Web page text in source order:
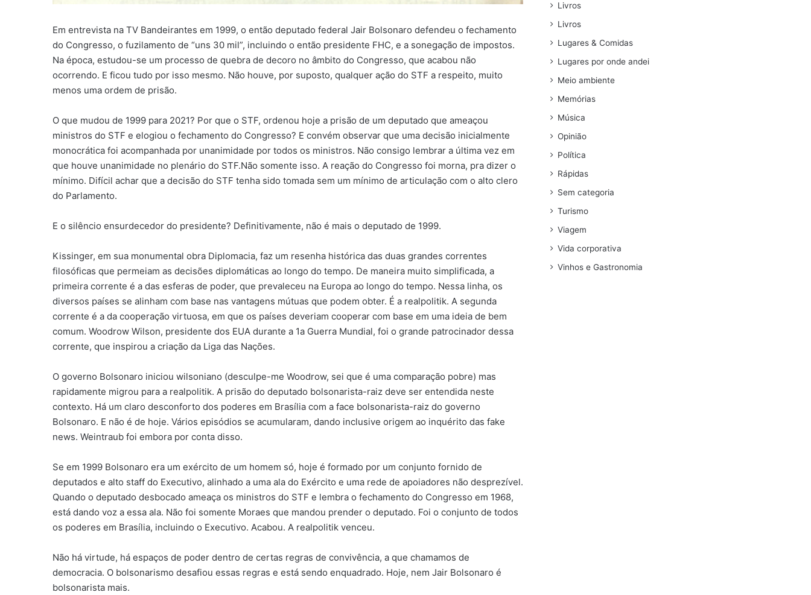
Em entrevista na TV Bandeirantes em 1999, o então deputado federal Jair Bolsonaro defendeu o fechamento
do Congresso, o fuzilamento de “uns 30 mil”, incluindo o então presidente FHC, e a sonegação de impostos.
Na época, estudou-se um processo de quebra de decoro no âmbito do Congresso, que acabou não
ocorrendo. E ficou tudo por isso mesmo. Não houve, por suposto, qualquer ação do STF a respeito, muito
menos uma ordem de prisão.
O que mudou de 1999 para 2021? Por que o STF, ordenou hoje a prisão de um deputado que ameaçou
ministros do STF e elogiou o fechamento do Congresso? E convém observar que uma decisão inicialmente
monocrática foi acompanhada por unanimidade por todos os ministros. Não consigo lembrar a última vez em
que houve unanimidade no plenário do STF.Não somente isso. A reação do Congresso foi morna, pra dizer o
mínimo. Difícil achar que a decisão do STF tenha sido tomada sem um mínimo de articulação com o alto clero
do Parlamento.
E o silêncio ensurdecedor do presidente? Definitivamente, não é mais o deputado de 1999.
Kissinger, em sua monumental obra Diplomacia, faz um resenha histórica das duas grandes correntes
filosóficas que permeiam as decisões diplomáticas ao longo do tempo. De maneira muito simplificada, a
primeira corrente é a das esferas de poder, que prevaleceu na Europa ao longo do tempo. Nessa linha, os
diversos países se alinham com base nas vantagens mútuas que podem obter. É a realpolitik. A segunda
corrente é a da cooperação virtuosa, em que os países deveriam cooperar com base em uma ideia de bem
comum. Woodrow Wilson, presidente dos EUA durante a 1a Guerra Mundial, foi o grande patrocinador dessa
corrente, que inspirou a criação da Liga das Nações.
O governo Bolsonaro iniciou wilsoniano (desculpe-me Woodrow, sei que é uma comparação pobre) mas
rapidamente migrou para a realpolitik. A prisão do deputado bolsonarista-raiz deve ser entendida neste
contexto. Há um claro desconforto dos poderes em Brasília com a face bolsonarista-raiz do governo
Bolsonaro. E não é de hoje. Vários episódios se acumularam, dando inclusive origem ao inquérito das fake
news. Weintraub foi embora por conta disso.
Se em 1999 Bolsonaro era um exército de um homem só, hoje é formado por um conjunto fornido de
deputados e alto staff do Executivo, alinhado a uma ala do Exército e uma rede de apoiadores não desprezível.
Quando o deputado desbocado ameaça os ministros do STF e lembra o fechamento do Congresso em 1968,
está dando voz a essa ala. Não foi somente Moraes que mandou prender o deputado. Foi o conjunto de todos
os poderes em Brasília, incluindo o Executivo. Acabou. A realpolitik venceu.
Não há virtude, há espaços de poder dentro de certas regras de convivência, a que chamamos de
democracia. O bolsonarismo desafiou essas regras e está sendo enquadrado. Hoje, nem Jair Bolsonaro é
bolsonarista mais.
Livros
Livros
Lugares & Comidas
Lugares por onde andei
Meio ambiente
Memórias
Música
Opinião
Política
Rápidas
Sem categoria
Turismo
Viagem
Vida corporativa
Vinhos e Gastronomia